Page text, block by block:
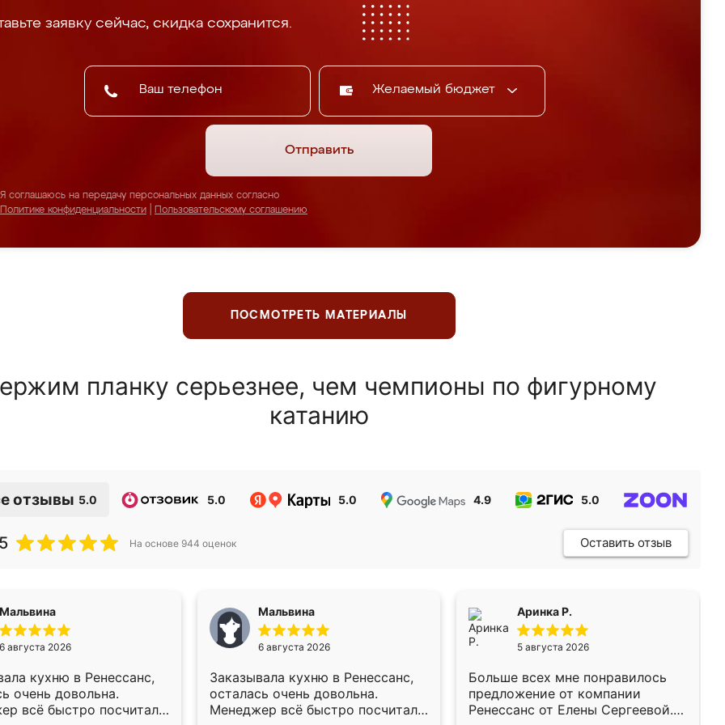
заявку сейчас, скидка сохранится.
Желаемый бюджет
Отправить
Я соглашаюсь на передачу персональных данных согласно
Политике конфиденциальности
Пользовательскому соглашению
ПОСМОТРЕТЬ МАТЕРИАЛЫ
планку серьезнее, чем чемпионы по фигурному
катанию
отзывы 5.0 5.0 5.0 4.9 5.0
На основе 944 оценок Оставить отзыв
Мальвина
6 августа 2026
кухню в Ренессанс,
очень довольна.
всё быстро посчитала,
Мальвина
6 августа 2026
Заказывала кухню в Ренессанс,
осталась очень довольна.
Менеджер всё быстро посчитала,
Аринка Р.
5 августа 2026
Больше всех мне понравилось
предложение от компании
Ренессанс от Елены Сергеевой.